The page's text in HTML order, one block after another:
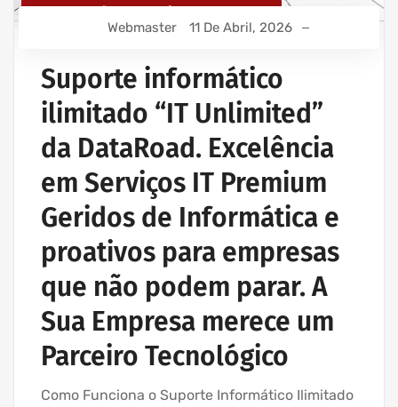
PROJETOS CABLAGEM E REDES INFORMÁTICA
REDE ESTRUTURADA INFORMÁTICA
SERVIÇOS INFORMÁTICA E ASSISTÊNCIA INFORMÁTICA
Webmaster 11 De Abril, 2026
Suporte informático
ilimitado “IT Unlimited”
da DataRoad. Excelência
em Serviços IT Premium
Geridos de Informática e
proativos para empresas
que não podem parar. A
Sua Empresa merece um
Parceiro Tecnológico
Como Funciona o Suporte Informático Ilimitado